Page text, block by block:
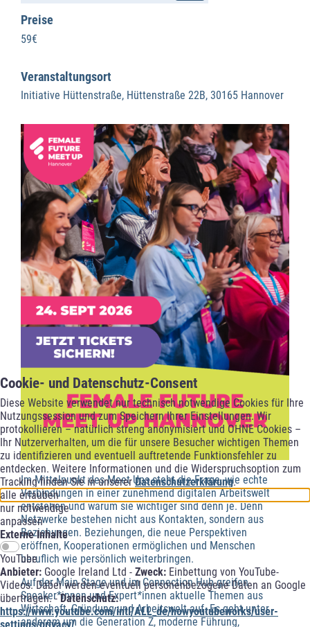
Cookie- und Datenschutz-Consent
Diese Website verwendet nur technisch notwendige Cookies für Ihre
Nutzungssession und zum Speichern Ihrer Einstellungen. Wir
protokollieren – natürlich streng anonymisiert und OHNE Cookies –
Ihr Nutzerverhalten, um die für unsere Besucher wichtigen Themen
zu identifizieren und eventuell auftretende Funktionsfehler zu
entdecken. Weitere Informationen und die Widerspruchsoption zum
Tracking finden Sie in unsererDatenschutzerklärung.
alle erlauben
nur notwendige
anpassen
Externe Inhalte
YouTube
Anbieter: Google Ireland Ltd - Zweck: Einbettung von YouTube-
Videos. Dabei werden eventuell personenbezogene Daten an Google
übertragen. -Datenschutz:
https://www.youtube.com/intl/ALL_de/howyoutubeworks/user-
Preise
59€
Veranstaltungsort
Initiative Hüttenstraße, Hüttenstraße 22B, 30165 Hannover
Im Mittelpunkt des Meet Ups steht die Frage, wie echte
Verbindungen in einer zunehmend digitalen Arbeitswelt
entstehen und warum sie wichtiger sind denn je. Denn
Netzwerke bestehen nicht aus Kontakten, sondern aus
Beziehungen. Beziehungen, die neue Perspektiven
eröffnen, Kooperationen ermöglichen und Menschen
beruflich wie persönlich weiterbringen.
Auf der Main Stage und im Connection Hub greifen
Speaker*innen und Expert*innen aktuelle Themen aus
Wirtschaft, Gründung und Arbeitswelt auf. Es geht unter
anderem um die Generation Z, moderne Führung,